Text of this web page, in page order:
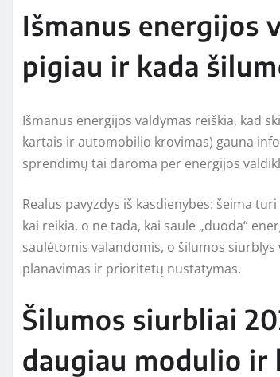
Išmanus energijos
pigiau ir kada
Išmanus energijos valdymas reiškia, kad
kartais ir automobilio krovimas) gauna
sprendimų tai daroma per energijos
Realus pavyzdys iš kasdienybės: šeima
kai reikia, o ne tada, kai saulė „duoda“
saulėtomis valandomis, o šilumos
planavimas ir prioritetų nustatymas.
Šilumos siurbliai
daugiau modulio ir